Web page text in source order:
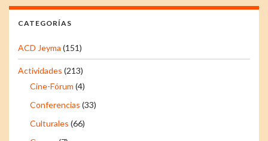
CATEGORÍAS
ACD Jeyma (151)
Actividades (213)
Cine-Fórum (4)
Conferencias (33)
Culturales (66)